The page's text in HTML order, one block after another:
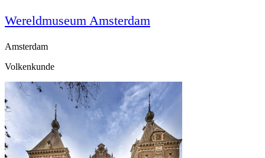
Wereldmuseum Amsterdam
Amsterdam
Volkenkunde